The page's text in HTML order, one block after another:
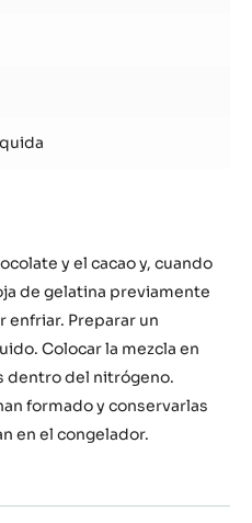
y el cacao y, cuando
de gelatina previamente
enfriar. Preparar un
Colocar la mezcla en
dentro del nitrógeno.
formado y conservarlas
en el congelador.